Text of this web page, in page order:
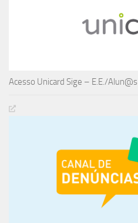
Acesso Unicard Sige – E.E./Alun@s